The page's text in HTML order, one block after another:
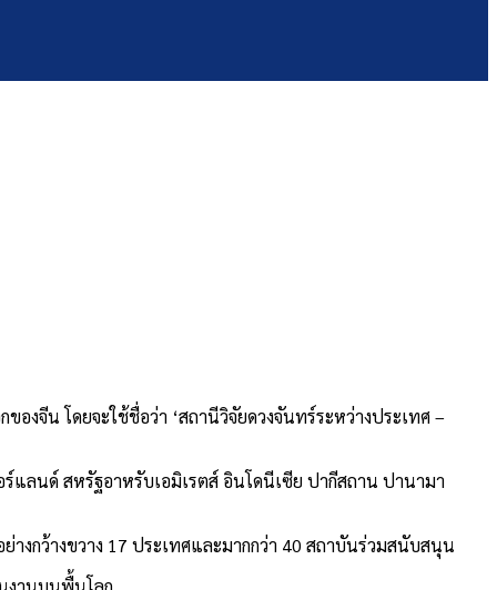
งจีน โดยจะใช้ชื่อว่า ‘สถานีวิจัยดวงจันทร์ระหว่างประเทศ –
แลนด์ สหรัฐอาหรับเอมิเรตส์ อินโดนีเซีย ปากีสถาน ปานามา
างกว้างขวาง 17 ประเทศและมากกว่า 40 สถาบันร่วมสนับสนุน